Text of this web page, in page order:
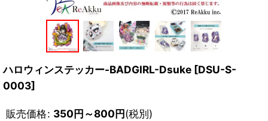
ハロウィンステッカー-BADGIRL-Dsuke [DSU-S-
0003]
販売価格: 350円～800円(税別)